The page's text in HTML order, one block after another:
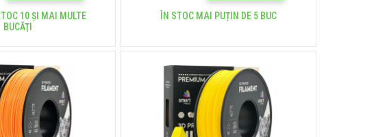
10 ȘI MAI MULTE
BUCĂŢI
ÎN STOC MAI PUȚIN DE 5 BUC